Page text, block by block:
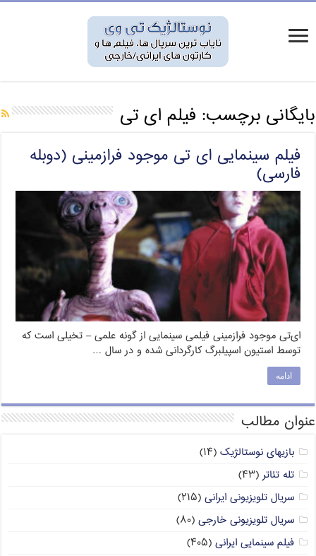
بایگانی برچسب: فیلم ای تی
فیلم سینمایی ای تی موجود فرازمینی (دوبله
فارسی)
ای‌تی موجود فرازمینی فیلمی سینمایی از گونه علمی – تخیلی است که
توسط استیون اسپیلبرگ کارگردانی شده و در سال …
ادامه
عنوان مطالب
بازیهای نوستالژیک (۱۴)
تله تئاتر(۴۳)
سریال تلویزیونی ایرانی (۲۱۵)
سریال تلویزیونی خارجی (۸۰)
فیلم سینمایی ایرانی (۴۰۵)